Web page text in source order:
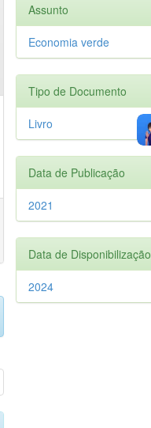
Assunto
Economia verde
Tipo de Documento
Livro
Data de Publicação
2021
Data de Disponibilização
2024